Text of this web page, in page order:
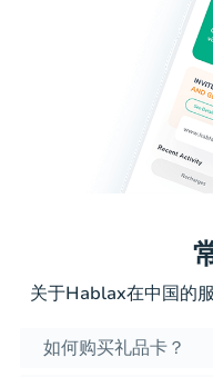
关于Hablax在中国的
如何购买礼品卡？